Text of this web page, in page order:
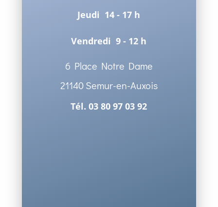
Jeudi 14 - 17 h
Vendredi 9 - 12 h
6 Place Notre Dame
21140 Semur-en-Auxois
Tél. 03 80 97 03 92